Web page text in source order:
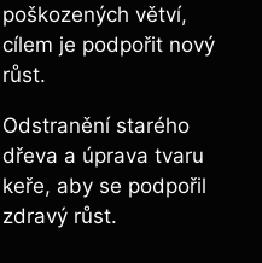
poškozených větví,
cílem je podpořit nový
růst.
Odstranění starého
dřeva a úprava tvaru
keře, aby se podpořil
zdravý růst.